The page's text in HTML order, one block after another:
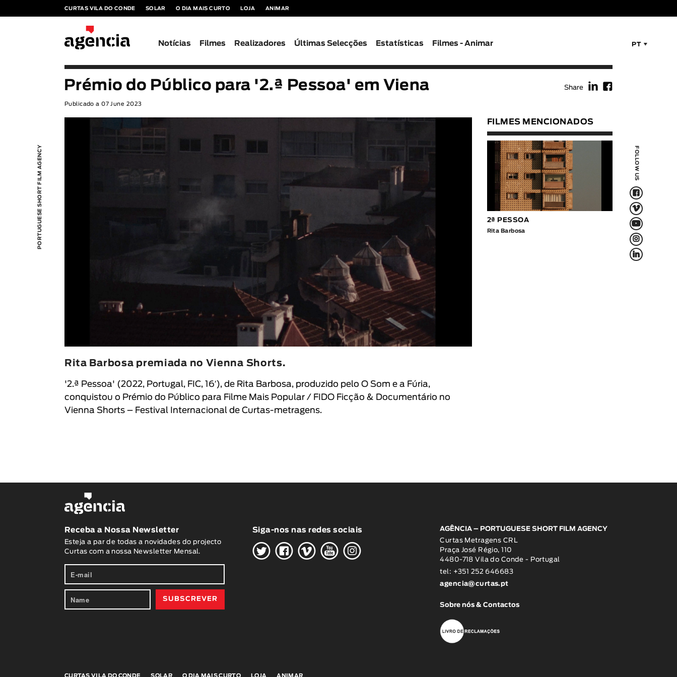
CURTAS VILA DO CONDE SOLAR O DIA MAIS CURTO LOJA ANIMAR
PT
Notícias Filmes Realizadores Últimas Selecções Estatísticas Filmes - Animar
PORTUGUESE SHORT FILM AGENCY FOLLOW US
F
V
Q
L
f
Prémio do Público para '2.ª Pessoa' em Viena
Publicado a 07 June 2023
Share f F
Rita Barbosa premiada no Vienna Shorts.
'2.ª Pessoa' (2022, Portugal, FIC, 16′), de Rita Barbosa, produzido pelo O Som e a Fúria,
conquistou o Prémio do Público para Filme Mais Popular / FIDO Ficção & Documentário no
Vienna Shorts – Festival Internacional de Curtas-metragens.
FILMES MENCIONADOS
2ª PESSOA
Rita Barbosa
Receba a Nossa Newsletter
Esteja a par de todas a novidades do projecto
Curtas com a nossa Newsletter Mensal.
Siga-nos nas redes sociais
HGWOK
AGÊNCIA – PORTUGUESE SHORT FILM AGENCY
Curtas Metragens CRL
Praça José Régio, 110
4480-718 Vila do Conde - Portugal
tel: +351 252 646683
agencia@curtas.pt
Sobre nós & Contactos
CURTAS VILA DO CONDE SOLAR O DIA MAIS CURTO LOJA ANIMAR